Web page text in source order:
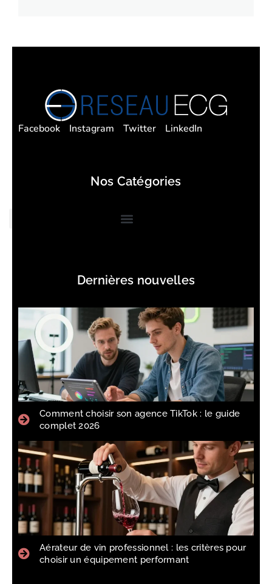
Facebook Instagram Twitter LinkedIn
Nos Catégories
Dernières nouvelles
Comment choisir son agence TikTok : le guide
complet 2026
Aérateur de vin professionnel : les critères pour
choisir un équipement performant